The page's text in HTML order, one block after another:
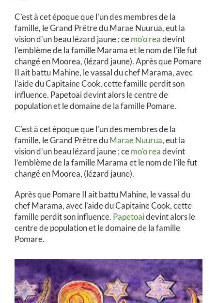
C’est à cet époque que l’un des membres de la
famille, le Grand Prêtre du Marae Nuurua, eut la
vision d’un beau lézard jaune ; cemo’o readevint
l’emblème de la famille Marama et le nom de l’île fut
changé en Moorea, (lézard jaune). Après que Pomare
II ait battu Mahine, le vassal du chef Marama, avec
l’aide du Capitaine Cook, cette famille perdit son
influence. Papetoai devint alors le centre de
population et le domaine de la famille Pomare.
C’est à cet époque que l’un des membres de la
famille, le Grand Prêtre duMarae Nuurua, eut la
vision d’un beau lézard jaune ; cemo’o readevint
l’emblème de la famille Marama et le nom de l’île fut
changé en Moorea, (lézard jaune).
Après que Pomare II ait battu Mahine, le vassal du
chef Marama, avec l’aide du Capitaine Cook, cette
famille perdit son influence. Papetoaidevint alors le
centre de population et le domaine de la famille
Pomare.